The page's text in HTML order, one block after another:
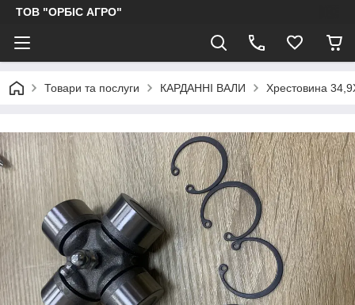
ТОВ "ОРБІС АГРО"
Товари та послуги КАРДАННІ ВАЛИ Хрестовина